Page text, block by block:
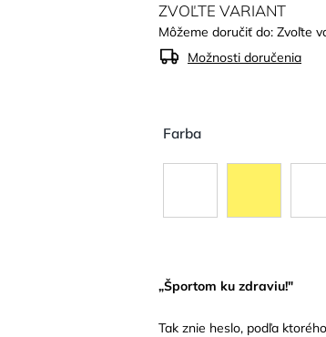
„Športom ku zdraviu!"
Tak znie heslo, podľa
Farba
ZVOĽTE VARIANT
Môžeme doručiť do: Zvoľte
Možnosti doručenia